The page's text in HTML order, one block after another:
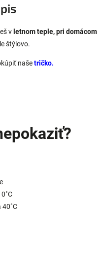
v letnom teple, pri
štýlovo.
našetričko.
˚C
40˚C